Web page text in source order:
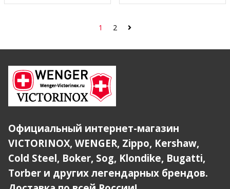
1 2
Официальный интернет-магазин
VICTORINOX, WENGER, Zippo, Kershaw,
Cold Steel, Boker, Sog, Klondike, Bugatti,
Torber и других легендарных брендов.